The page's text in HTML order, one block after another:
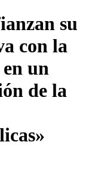
su
con la
en un
de la